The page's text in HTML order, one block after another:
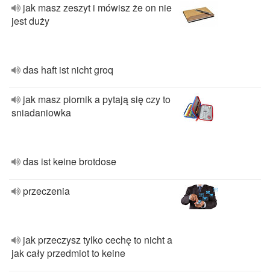
jak masz zeszyt i mówisz że on nie
jest duży
das haft ist nicht groq
jak masz piornik a pytają się czy to
sniadaniowka
das ist keine brotdose
przeczenia
jak przeczysz tylko cechę to nicht a
jak cały przedmiot to keine